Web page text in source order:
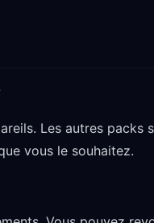
Les autres packs
vous le souhaitez.